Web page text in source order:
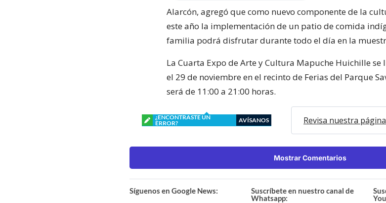
Alarcón, agregó que como nuevo componente de la
este año la implementación de un patio de comida
familia podrá disfrutar durante todo el día en la
La Cuarta Expo de Arte y Cultura Mapuche Huichille se
el 29 de noviembre en el recinto de Ferias del Parque
será de 11:00 a 21:00 horas.
¿ENCONTRASTE UN
ERROR?
AVÍSANOS Revisa nuestra
Mostrar Comentarios
Síguenos en Google News:
Suscríbete en nuestro canal de
Whatsapp: